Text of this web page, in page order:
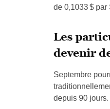
de 0,1033 $
Les
devenir
Septembre
depuis 90